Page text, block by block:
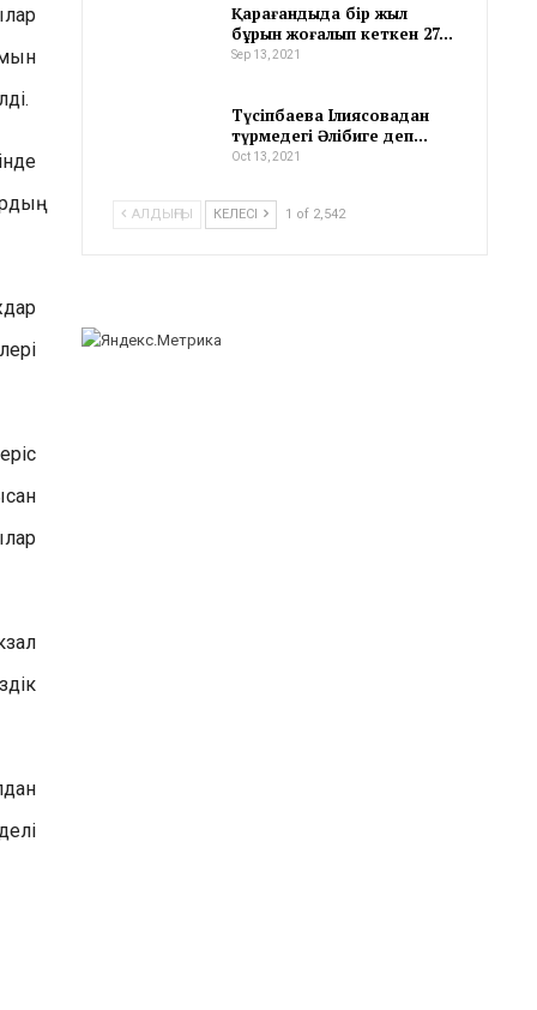
Қарағандыда бір жыл
бұрын жоғалып кеткен 27…
Sep 13, 2021
Түсіпбаева Ілиясовадан
түрмедегі Әлібиге деп…
Oct 13, 2021
АЛДЫҢҒЫ КЕЛЕСІ 1 of 2,542